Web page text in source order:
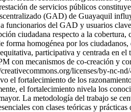
de servicios públicos
(GAD) de Guayaquil
a funcionarios del GAD y usuarios
ciudadana respecto a la
forma homogénea por los
participativa y centrada en
con mecanismos de co-creación y
licenses/by-nc-
el fortalecimiento de los
el fortalecimiento nivela los
La metodología del trabajo se
con clases teóricas y